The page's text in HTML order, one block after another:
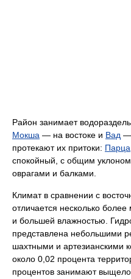
Район занимает
Мокша — на востоке и Вад —
протекают их притоки: Парца
спокойный, с общим
оврагами и балками.
Климат в сравнении с
отличается несколько
и большей влажностью.
представлена небольшими
шахтными и артезианскими
около 0,02 процента
процентов занимают